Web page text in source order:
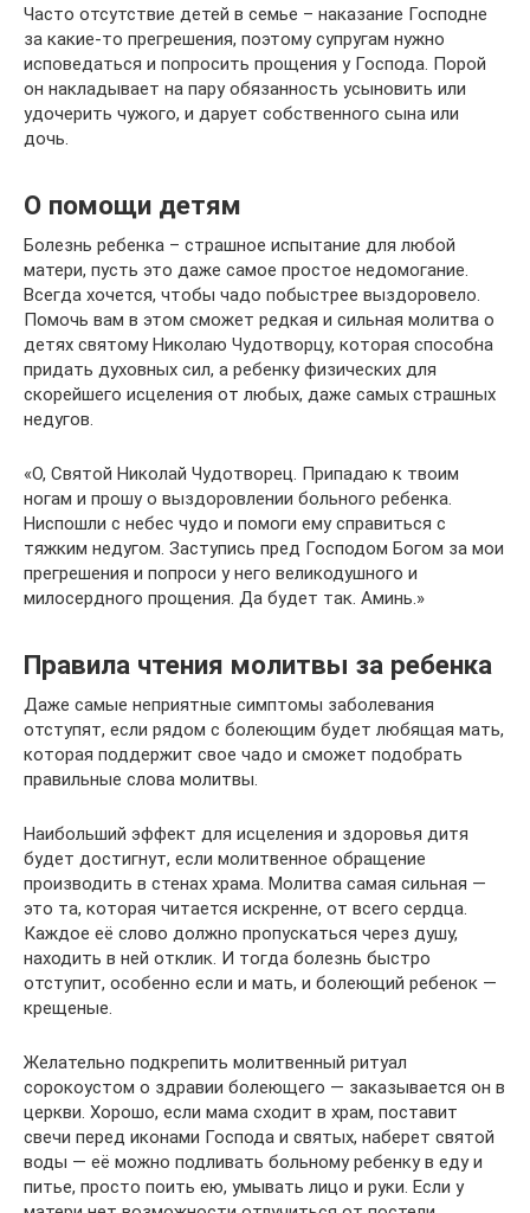
Часто отсутствие детей в семье – наказание Господне
за какие-то прегрешения, поэтому супругам нужно
исповедаться и попросить прощения у Господа. Порой
он накладывает на пару обязанность усыновить или
удочерить чужого, и дарует собственного сына или
дочь.
О помощи детям
Болезнь ребенка – страшное испытание для любой
матери, пусть это даже самое простое недомогание.
Всегда хочется, чтобы чадо побыстрее выздоровело.
Помочь вам в этом сможет редкая и сильная молитва о
детях святому Николаю Чудотворцу, которая способна
придать духовных сил, а ребенку физических для
скорейшего исцеления от любых, даже самых страшных
недугов.
«О, Святой Николай Чудотворец. Припадаю к твоим
ногам и прошу о выздоровлении больного ребенка.
Ниспошли с небес чудо и помоги ему справиться с
тяжким недугом. Заступись пред Господом Богом за мои
прегрешения и попроси у него великодушного и
милосердного прощения. Да будет так. Аминь.»
Правила чтения молитвы за ребенка
Даже самые неприятные симптомы заболевания
отступят, если рядом с болеющим будет любящая мать,
которая поддержит свое чадо и сможет подобрать
правильные слова молитвы.
Наибольший эффект для исцеления и здоровья дитя
будет достигнут, если молитвенное обращение
производить в стенах храма. Молитва самая сильная —
это та, которая читается искренне, от всего сердца.
Каждое её слово должно пропускаться через душу,
находить в ней отклик. И тогда болезнь быстро
отступит, особенно если и мать, и болеющий ребенок —
крещеные.
Желательно подкрепить молитвенный ритуал
сорокоустом о здравии болеющего — заказывается он в
церкви. Хорошо, если мама сходит в храм, поставит
свечи перед иконами Господа и святых, наберет святой
воды — её можно подливать больному ребенку в еду и
питье, просто поить ею, умывать лицо и руки. Если у